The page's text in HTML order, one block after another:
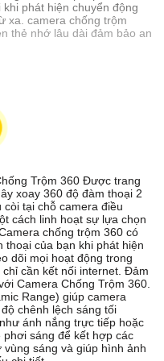
phát hiện chuyển động
xa. camera chống trộm
thẻ nhớ lâu dài đảm bảo an
thông minh ghi hình sắc
thoại giúp bạn nhanh
nguy hiểm.là sự lựa
có khả năng điều chỉnh
mọi góc độ của không gian
của sản phẩm tích hợp
giao tiếp một cách trực
sát. Camera chống
cao mà còn tự tin với
tiêu dùng.
Trộm 360 Được trang
xoay 360 độ đàm thoại 2
tại chỗ camera điều
cách linh hoạt sự lựa chọn
chống trộm 360 có
thoại của bạn khi phát hiện
dõi mọi hoạt động trong
cần kết nối internet. Đảm
Camera Chống Trộm 360.
Range) giúp camera
chênh lệch sáng tối
ánh nắng trực tiếp hoặc
sáng để kết hợp các
sáng và giúp hình ảnh